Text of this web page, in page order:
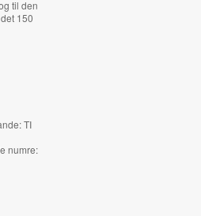
til den
150
TI
numre: